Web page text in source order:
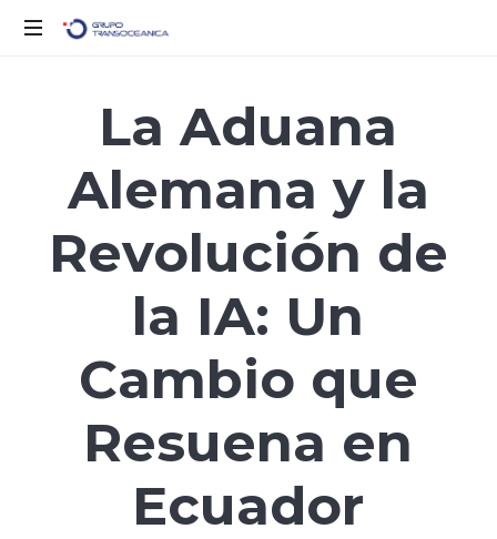
Mundo
en
La Aduana
Alemana y la
Revolución de
la IA: Un
Cambio que
Resuena en
Ecuador